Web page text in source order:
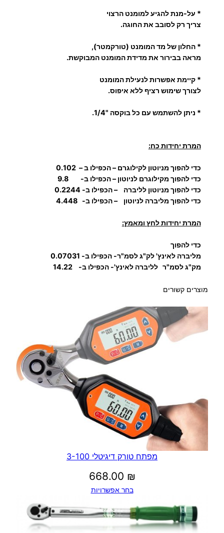
* על-מנת להגיע למומנט הרצוי
צריך רק לסובב את החוגה.
* החלון של מד המומנט (טורקמטר),
מראה בבירור את מדידת המומנט המבוקשת.
* קיימת אפשרות לנעילת המומנט
לצורךשימוש רציף ללא איפוס.
* ניתן להשתמש עם כל בוקסה "1/4.
המרת יחידות כח:
כדי להפוך מניוטון לקילוגרם – הכפילו ב – 0.102
כדי להפוך מקילוגרם לניוטון – הכפילו ב- 9.8
כדי להפוך מניוטון לליברה – הכפילו ב- 0.2244
כדי להפוך מליברה לניוטון – הכפילו ב- 4.448
המרת יחידות לחץ ומאמץ:
כדי להפוך
מליברה לאינץ' לק"ג לסמ"ר- הכפילו ב- 0.07031
מק"ג לסמ"ר לליברה לאינץ'- הכפילו ב- 14.22
מוצרים קשורים
מפתח טורק דיגיטלי 3-100
668.00 ₪
בחר אפשרויות